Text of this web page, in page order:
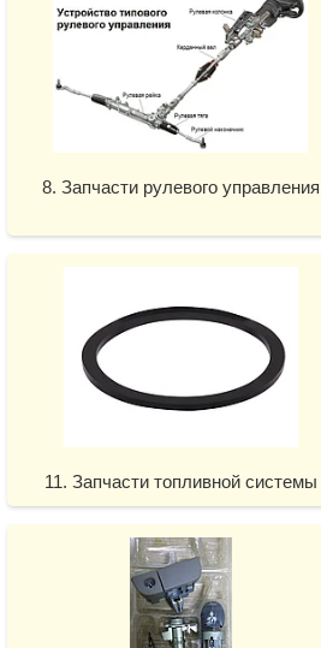
8. Запчасти рулевого управления
11. Запчасти топливной системы